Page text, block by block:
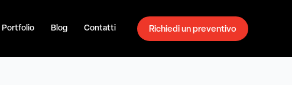
Portfolio Blog Contatti Richiedi un preventivo